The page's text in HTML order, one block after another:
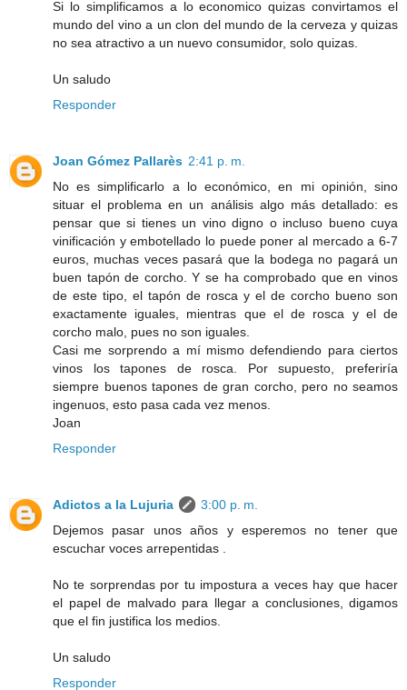
Si lo simplificamos a lo economico quizas convirtamos el
mundo del vino a un clon del mundo de la cerveza y quizas
no sea atractivo a un nuevo consumidor, solo quizas.
Un saludo
Responder
Joan Gómez Pallarès 2:41 p. m.
No es simplificarlo a lo económico, en mi opinión, sino
situar el problema en un análisis algo más detallado: es
pensar que si tienes un vino digno o incluso bueno cuya
vinificación y embotellado lo puede poner al mercado a 6-7
euros, muchas veces pasará que la bodega no pagará un
buen tapón de corcho. Y se ha comprobado que en vinos
de este tipo, el tapón de rosca y el de corcho bueno son
exactamente iguales, mientras que el de rosca y el de
corcho malo, pues no son iguales.
Casi me sorprendo a mí mismo defendiendo para ciertos
vinos los tapones de rosca. Por supuesto, preferiría
siempre buenos tapones de gran corcho, pero no seamos
ingenuos, esto pasa cada vez menos.
Joan
Responder
Adictos a la Lujuria
3:00 p. m.
Dejemos pasar unos años y esperemos no tener que
escuchar voces arrepentidas .
No te sorprendas por tu impostura a veces hay que hacer
el papel de malvado para llegar a conclusiones, digamos
que el fin justifica los medios.
Un saludo
Responder